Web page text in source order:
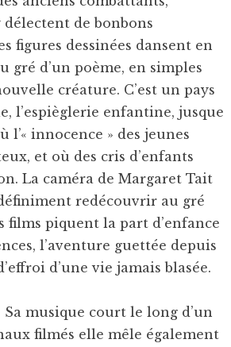
délectent de bonbons
figures dessinées dansent en
gré d’un poème, en simples
créature. C’est un pays
l’espièglerie enfantine, jusque
innocence » des jeunes
et où des cris d’enfants
La caméra de Margaret Tait
redécouvrir au gré
films piquent la part d’enfance
l’aventure guettée depuis
d’une vie jamais blasée.
musique court le long d’un
filmés elle mêle également